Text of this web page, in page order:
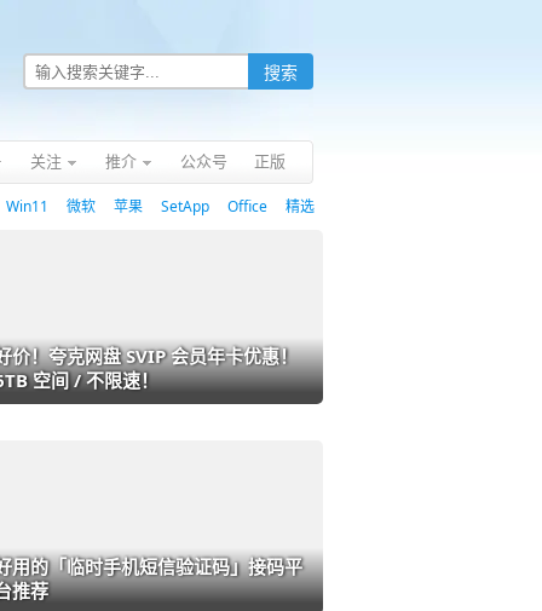
关注 推介 公众号 正版
Win11 微软 苹果 SetApp Office 精选
价！夸克网盘 SVIP 会员年卡优惠！
空间 / 不限速！
用的「临时手机短信验证码」接码平
推荐